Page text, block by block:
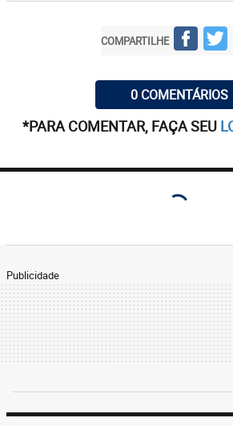
COMPARTILHE
0 COMENTÁRIOS
*PARA COMENTAR, FAÇA SEU
Publicidade